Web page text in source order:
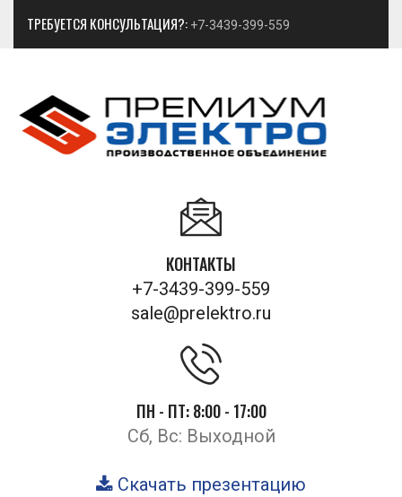
ТРЕБУЕТСЯ КОНСУЛЬТАЦИЯ?: +7-3439-399-559
КОНТАКТЫ
+7-3439-399-559
sale@prelektro.ru
ПН - ПТ: 8:00 - 17:00
Сб, Вс: Выходной
Скачать презентацию